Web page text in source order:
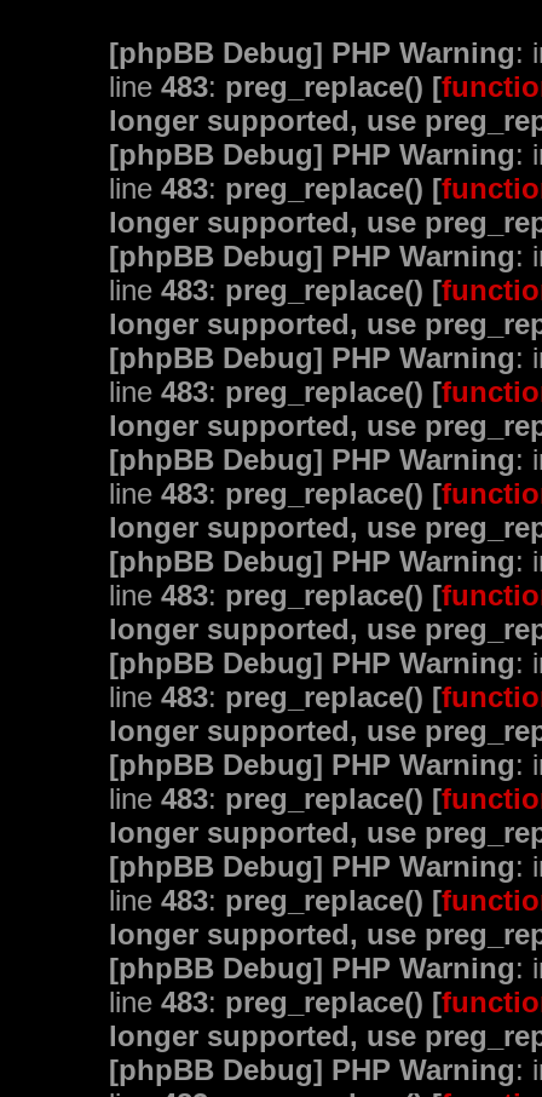
[phpBB Debug] PHP Warning:
line 483: preg_replace() [
longer supported, use
[phpBB Debug] PHP Warning:
line 483: preg_replace() [
longer supported, use
[phpBB Debug] PHP Warning:
line 483: preg_replace() [
longer supported, use
[phpBB Debug] PHP Warning:
line 483: preg_replace() [
longer supported, use
[phpBB Debug] PHP Warning:
line 483: preg_replace() [
longer supported, use
[phpBB Debug] PHP Warning:
line 483: preg_replace() [
longer supported, use
[phpBB Debug] PHP Warning:
line 483: preg_replace() [
longer supported, use
[phpBB Debug] PHP Warning:
line 483: preg_replace() [
longer supported, use
[phpBB Debug] PHP Warning:
line 483: preg_replace() [
longer supported, use
[phpBB Debug] PHP Warning:
line 483: preg_replace() [
longer supported, use
[phpBB Debug] PHP Warning: